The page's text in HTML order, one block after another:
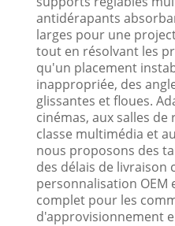
antidérapants
larges pour une
tout en résolvant les
qu'un placement
inappropriée, des
glissantes et floues.
cinémas, aux salles de
classe multimédia et
nous proposons des
des délais de livraison
personnalisation
complet pour les
d'approvisionnement